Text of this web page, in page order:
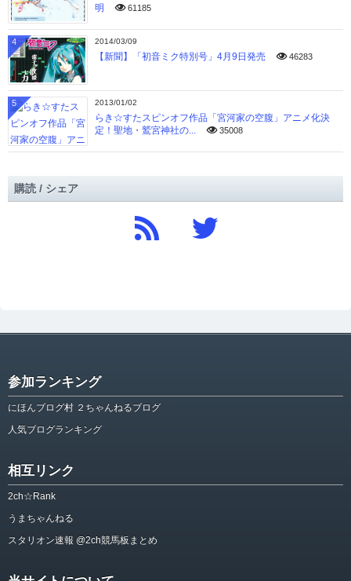
明
61185
2014/03/09
【新聞】「初音ミク特別号」4月9日発売 46283
4
2013/01/02
らき☆すたスピンオフ作品「宮河家の空腹」アニメ化決
定！聖地・鷲宮神社の...
35008
5
購読 / シェア
参加ランキング
にほんブログ村 ２ちゃんねるブログ
人気ブログランキング
相互リンク
2ch☆Rank
うまちゃんねる
スタリオン速報 @2ch競馬板まとめ